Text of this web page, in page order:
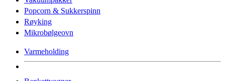
Popcorn & Sukkerspinn
Røyking
Mikrobølgeovn
Varmeholding